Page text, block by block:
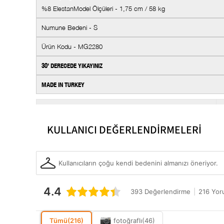
%8 ElestanModel Ölçüleri - 1,75 cm / 58 kg
Numune Bedeni - S
Ürün Kodu - MG2280
30' DERECEDE YIKAYINIZ
MADE IN TURKEY
Kalınlık
Kullanım Alanı
Parça Sayısı
Koleksiyon
KULLANICI DEĞERLENDİRMELERİ
Kullanıcıların çoğu kendi bedenini almanızı öneriyor.
4.4 393 Değerlendirme 216
Tümü(216) fotoğraflı(46)